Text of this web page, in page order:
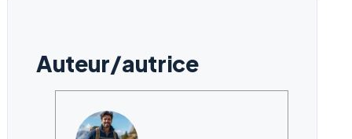
Auteur/autrice